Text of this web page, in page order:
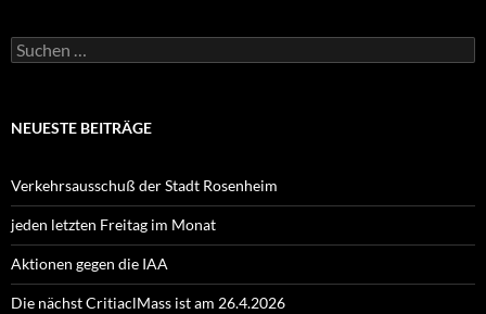
Suchen
nach:
NEUESTE BEITRÄGE
Verkehrsausschuß der Stadt Rosenheim
jeden letzten Freitag im Monat
Aktionen gegen die IAA
Die nächst CritiaclMass ist am 26.4.2026